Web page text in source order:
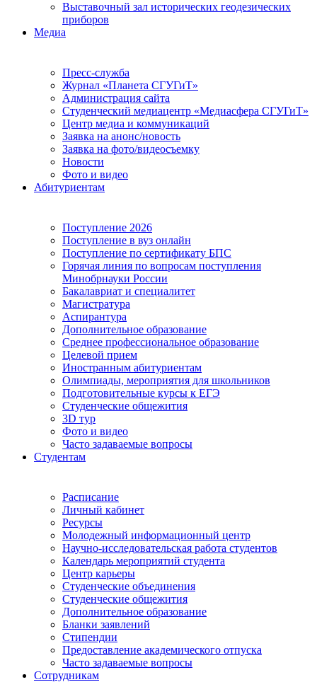
Выставочный зал исторических геодезических
приборов
Медиа
Пресс-служба
Журнал «Планета СГУГиТ»
Администрация сайта
Студенческий медиацентр «Медиасфера СГУГиТ»
Центр медиа и коммуникаций
Заявка на анонс/новость
Заявка на фото/видеосъемку
Новости
Фото и видео
Абитуриентам
Поступление 2026
Поступление в вуз онлайн
Поступление по сертификату БПС
Горячая линия по вопросам поступления
Минобрнауки России
Бакалавриат и специалитет
Магистратура
Аспирантура
Дополнительное образование
Среднее профессиональное образование
Целевой прием
Иностранным абитуриентам
Олимпиады, мероприятия для школьников
Подготовительные курсы к ЕГЭ
Студенческие общежития
3D тур
Фото и видео
Часто задаваемые вопросы
Студентам
Расписание
Личный кабинет
Ресурсы
Молодежный информационный центр
Научно-исследовательская работа студентов
Календарь мероприятий студента
Центр карьеры
Студенческие объединения
Студенческие общежития
Дополнительное образование
Бланки заявлений
Стипендии
Предоставление академического отпуска
Часто задаваемые вопросы
Сотрудникам